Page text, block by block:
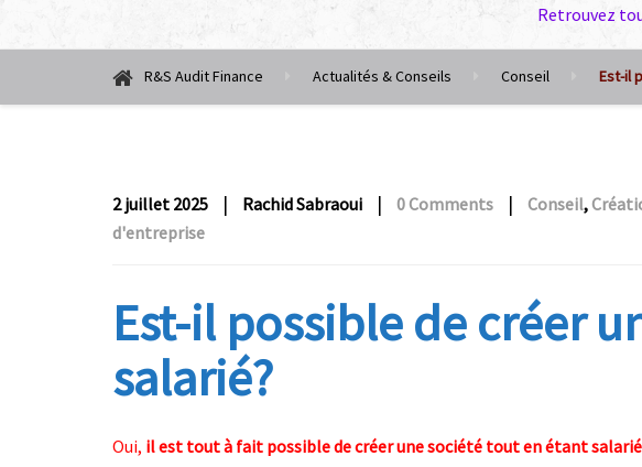
Retrouvez
R&S Audit Finance Actualités & Conseils Conseil Est-il
2 juillet 2025 | Rachid Sabraoui | 0 Comments | Conseil,
d'entreprise
Est-il possible de créer
salarié?
Oui, il est tout à fait possible de créer une société tout en étant salarié